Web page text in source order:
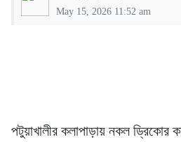
May 15, 2026 11:52 am
পটুয়াখালীর কলাপাড়ায় নকল ড্রিকোর